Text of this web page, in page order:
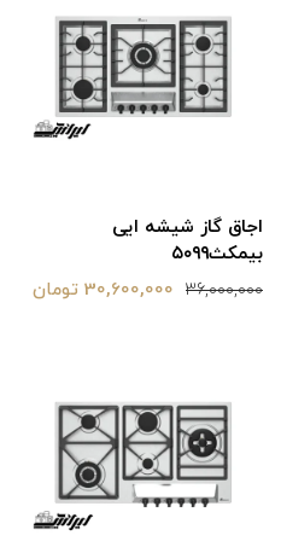
اجاق گاز شیشه ایی
بیمکث۵۰۹۹
36,000,000 30,600,000 تومان